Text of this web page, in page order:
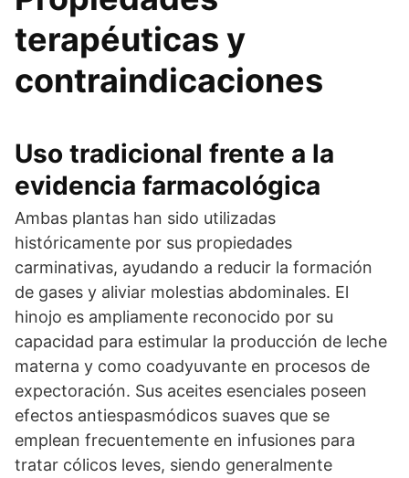
terapéuticas y
contraindicaciones
Uso tradicional frente a la
evidencia farmacológica
Ambas plantas han sido utilizadas
históricamente por sus propiedades
carminativas, ayudando a reducir la formación
de gases y aliviar molestias abdominales. El
hinojo es ampliamente reconocido por su
capacidad para estimular la producción de leche
materna y como coadyuvante en procesos de
expectoración. Sus aceites esenciales poseen
efectos antiespasmódicos suaves que se
emplean frecuentemente en infusiones para
tratar cólicos leves, siendo generalmente